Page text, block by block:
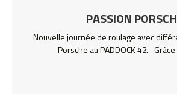
PASSION
Nouvelle journée de roulage avec
Porsche au PADDOCK 42.